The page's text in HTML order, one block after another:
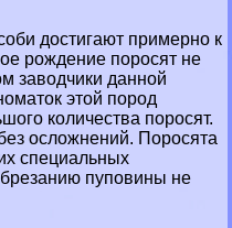
достигают примерно к
рождение поросят не
заводчики данной
этой пород
количества поросят.
осложнений. Поросята
специальных
пуповины не